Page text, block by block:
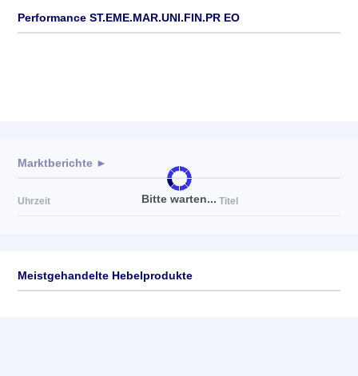
Performance ST.EME.MAR.UNI.FIN.PR EO
Bitte warten...
Marktberichte ►
Uhrzeit Titel
Meistgehandelte Hebelprodukte